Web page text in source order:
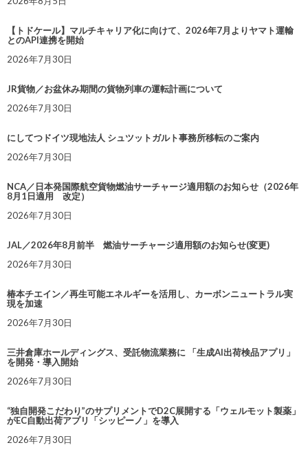
【トドケール】マルチキャリア化に向けて、2026年7月よりヤマト運輸
とのAPI連携を開始
2026年7月30日
JR貨物／お盆休み期間の貨物列車の運転計画について
2026年7月30日
にしてつドイツ現地法人 シュツットガルト事務所移転のご案内
2026年7月30日
NCA／日本発国際航空貨物燃油サーチャージ適用額のお知らせ（2026年
8月1日適用 改定）
2026年7月30日
JAL／2026年8月前半 燃油サーチャージ適用額のお知らせ(変更)
2026年7月30日
椿本チエイン／再生可能エネルギーを活用し、カーボンニュートラル実
現を加速
2026年7月30日
三井倉庫ホールディングス、受託物流業務に 「生成AI出荷検品アプリ」
を開発・導入開始
2026年7月30日
“独自開発こだわり”のサプリメントでD2C展開する「ウェルモット製薬」
がEC自動出荷アプリ「シッピーノ」を導入
2026年7月30日